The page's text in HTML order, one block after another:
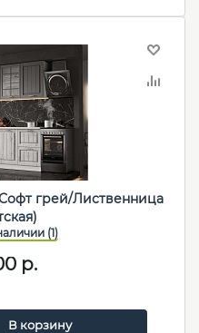
грей/Лиственница
р.
В корзину